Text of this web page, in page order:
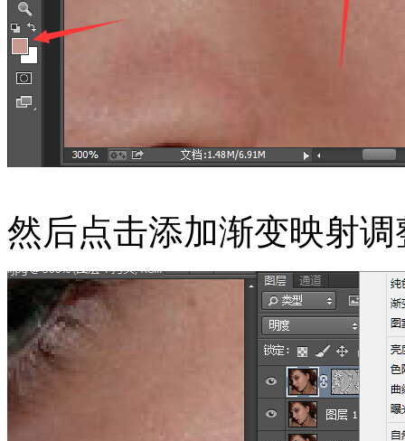
然后点击添加渐变映射调